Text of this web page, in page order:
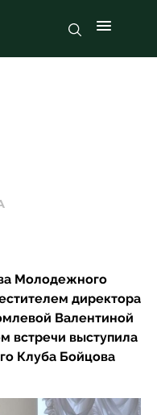
Молодежного
директора
Валентиной
встречи выступила
Клуба Бойцова